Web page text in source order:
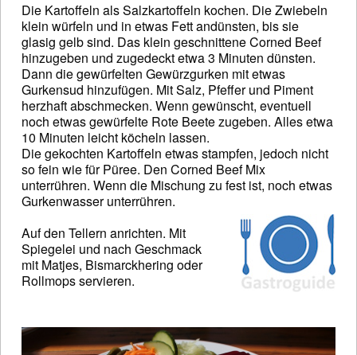
Die Kartoffeln als Salzkartoffeln kochen. Die Zwiebeln
klein würfeln und in etwas Fett andünsten, bis sie
glasig gelb sind. Das klein geschnittene Corned Beef
hinzugeben und zugedeckt etwa 3 Minuten dünsten.
Dann die gewürfelten Gewürzgurken mit etwas
Gurkensud hinzufügen. Mit Salz, Pfeffer und Piment
herzhaft abschmecken. Wenn gewünscht, eventuell
noch etwas gewürfelte Rote Beete zugeben. Alles etwa
10 Minuten leicht köcheln lassen.
Die gekochten Kartoffeln etwas stampfen, jedoch nicht
so fein wie für Püree. Den Corned Beef Mix
unterrühren. Wenn die Mischung zu fest ist, noch etwas
Gurkenwasser unterrühren.
Auf den Tellern anrichten. Mit
Spiegelei und nach Geschmack
mit Matjes, Bismarckhering oder
Rollmops servieren.